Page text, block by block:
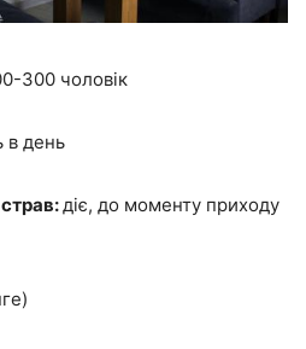
300 чоловік
в день
діє, до моменту приходу